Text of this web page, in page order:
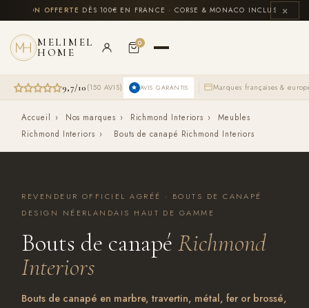
au
contenu
OFFERTEDÈS 100€ EN FRANCE · CORSE & MONACO INCLUS 💳PAIEMENT
×
MELIMEL
HOME
0
9,7/10 (150 AVIS) AVIS GARANTIS Marques françaises &
Accueil › Nos marques › Richmond Interiors ›
Meubles
Richmond Interiors › Bouts de canapé Richmond Interiors
REVENDEUR OFFICIEL AGRÉÉ · BOUTS DE CANAPÉ
DESIGN NÉERLANDAIS HAUT DE GAMME
Bouts de canapéRichmond
Interiors
Bouts de canapé en marbre, travertin, métal, fer or brossé,